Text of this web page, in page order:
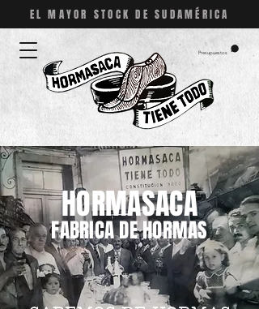
EL MAYOR STOCK DE SUDAMÉRICA
Presupuestos
HORMASACA
FABRICA DE HORMAS